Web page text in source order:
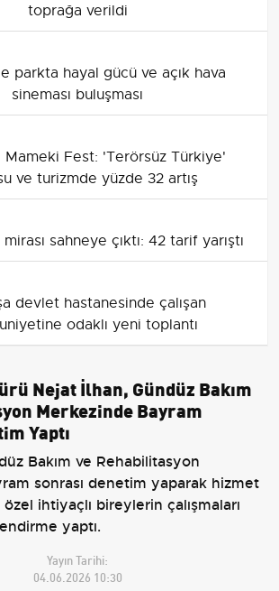
toprağa verildi
parkta hayal gücü ve açık hava
sineması buluşması
Mameki Fest: 'Terörsüz Türkiye'
ve turizmde yüzde 32 artış
sahneye çıktı: 42 tarif yarıştı
devlet hastanesinde çalışan
odaklı yeni toplantı
Nejat İlhan, Gündüz Bakım
Merkezinde Bayram
Yaptı
Bakım ve Rehabilitasyon
sonrası denetim yaparak hizmet
ihtiyaçlı bireylerin çalışmaları
yaptı.
Yayın Tarihi:
04.06.2026 10:30